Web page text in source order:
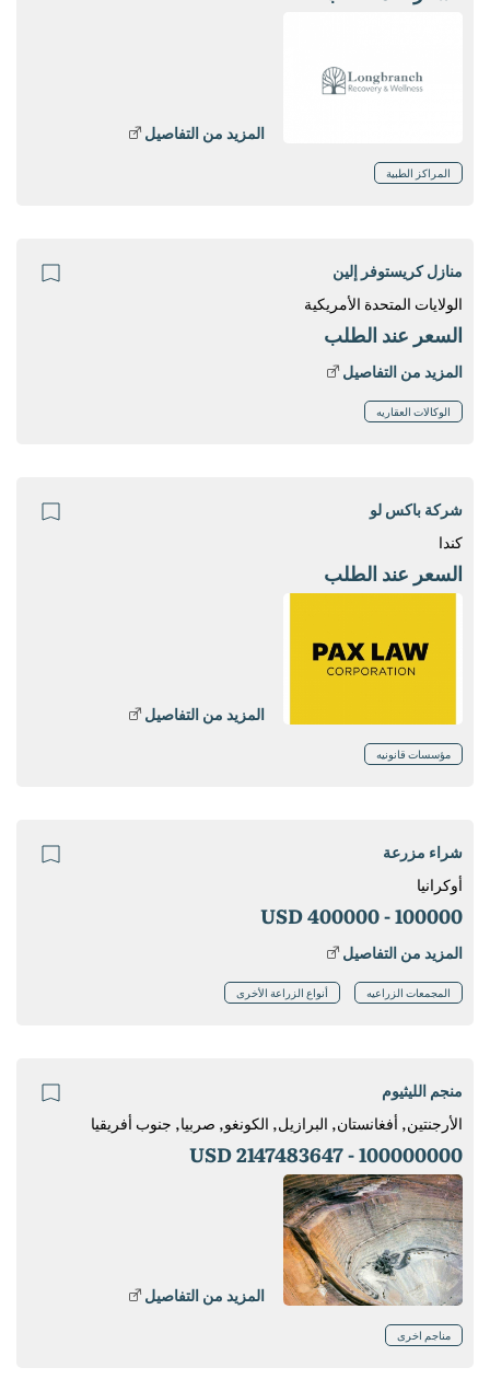
المزيد من التفاصيل
المراكز الطبية
منازل كريستوفر إلين
الولايات المتحدة الأمريكية
السعر عند الطلب
المزيد من التفاصيل
الوكالات العقاريه
شركة باكس لو
كندا
السعر عند الطلب
المزيد من التفاصيل
مؤسسات قانونيه
شراء مزرعة
أوكرانيا
100000 -
400000 USD
المزيد من التفاصيل
المجمعات الزراعيه أنواع الزراعة الأخرى
منجم الليثيوم
الأرجنتين, أفغانستان, البرازيل, الكونغو, صربيا, جنوب أفريقيا
100000000 -
2147483647 USD
المزيد من التفاصيل
مناجم اخرى